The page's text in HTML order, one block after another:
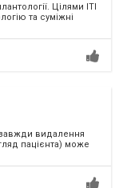
Цілями ITI
та суміжні
видалення
пацієнта) може